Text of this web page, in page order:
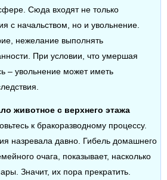
Сюда входят не только
с начальством, но и увольнение.
нежелание выполнять
При условии, что умершая
– увольнение может иметь
животное с верхнего этажа
к бракоразводному процессу.
назревала давно. Гибель домашнего
очага, показывает, насколько
Значит, их пора прекратить.